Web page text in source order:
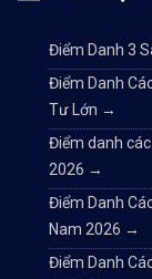
Điểm Danh 3
Điểm Danh
Tư Lớn →
Điểm danh
2026 →
Điểm Danh
Nam 2026 →
Điểm Danh